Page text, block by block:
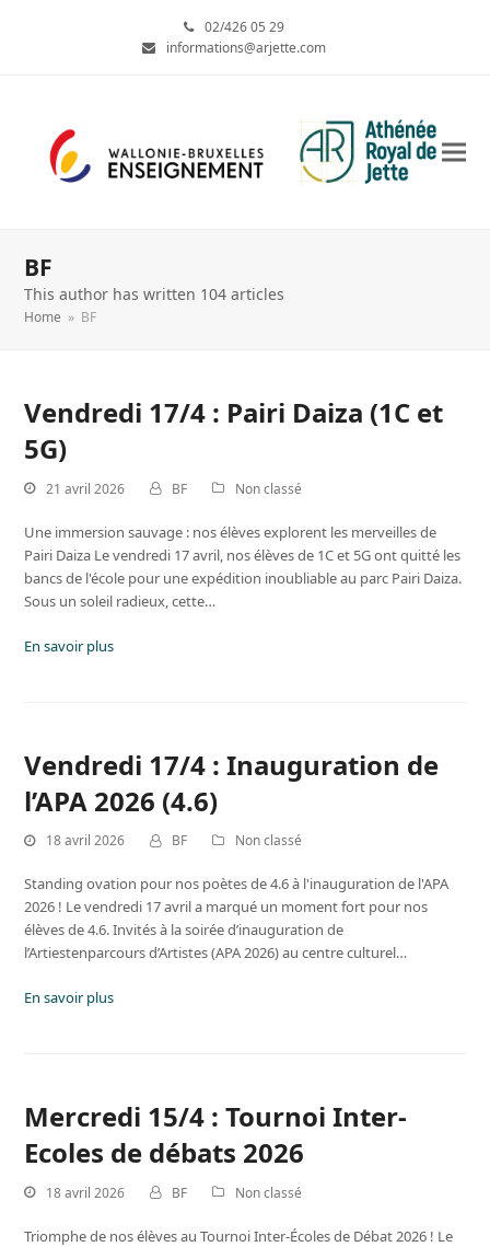
02/426 05 29
informations@arjette.com
BF
This author has written 104 articles
Home » BF
Vendredi 17/4 : Pairi Daiza (1C et
5G)
21 avril 2026 BF Non classé
Une immersion sauvage : nos élèves explorent les merveilles de
Pairi Daiza Le vendredi 17 avril, nos élèves de 1C et 5G ont quitté les
bancs de l'école pour une expédition inoubliable au parc Pairi Daiza.
Sous un soleil radieux, cette…
En savoir plus
Vendredi 17/4 : Inauguration de
l’APA 2026 (4.6)
18 avril 2026 BF Non classé
Standing ovation pour nos poètes de 4.6 à l'inauguration de l'APA
2026 ! Le vendredi 17 avril a marqué un moment fort pour nos
élèves de 4.6. Invités à la soirée d’inauguration de
l’Artiestenparcours d’Artistes (APA 2026) au centre culturel…
En savoir plus
Mercredi 15/4 : Tournoi Inter-
Ecoles de débats 2026
18 avril 2026 BF Non classé
Triomphe de nos élèves au Tournoi Inter-Écoles de Débat 2026 ! Le